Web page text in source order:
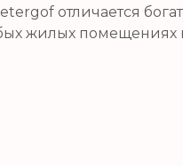
отличается
жилых помещениях